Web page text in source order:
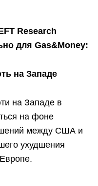
Research
для Gas&Money:
на Западе
на Западе в
на фоне
между США и
ухудшения